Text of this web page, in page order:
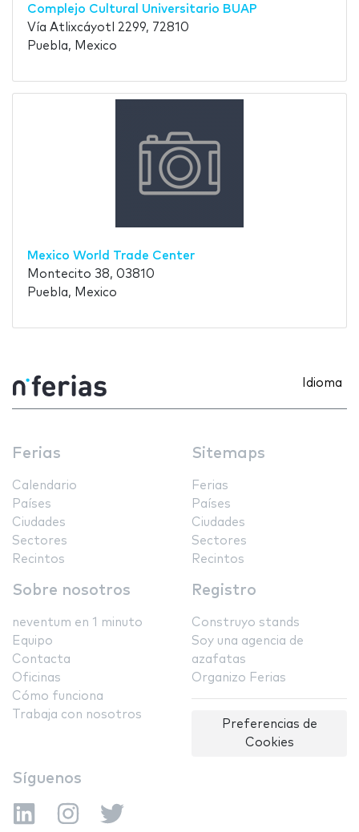
Complejo Cultural Universitario BUAP
Vía Atlixcáyotl 2299, 72810
Puebla, Mexico
Mexico World Trade Center
Montecito 38, 03810
Puebla, Mexico
Idioma
Ferias
Calendario
Países
Ciudades
Sectores
Recintos
Sitemaps
Ferias
Países
Ciudades
Sectores
Recintos
Sobre nosotros
neventum en 1 minuto
Equipo
Contacta
Oficinas
Cómo funciona
Trabaja con nosotros
Registro
Construyo stands
Soy una agencia de
azafatas
Organizo Ferias
Preferencias de
Cookies
Síguenos